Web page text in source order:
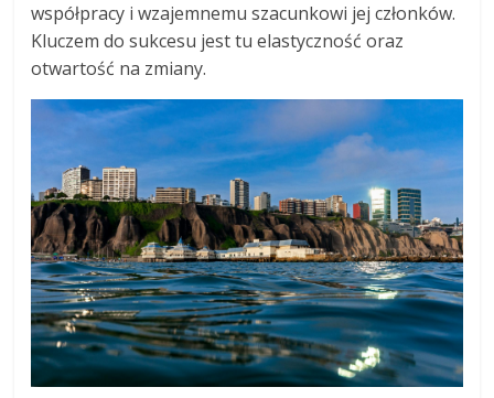
współpracy i wzajemnemu szacunkowi jej członków.
Kluczem do sukcesu jest tu elastyczność oraz
otwartość na zmiany.